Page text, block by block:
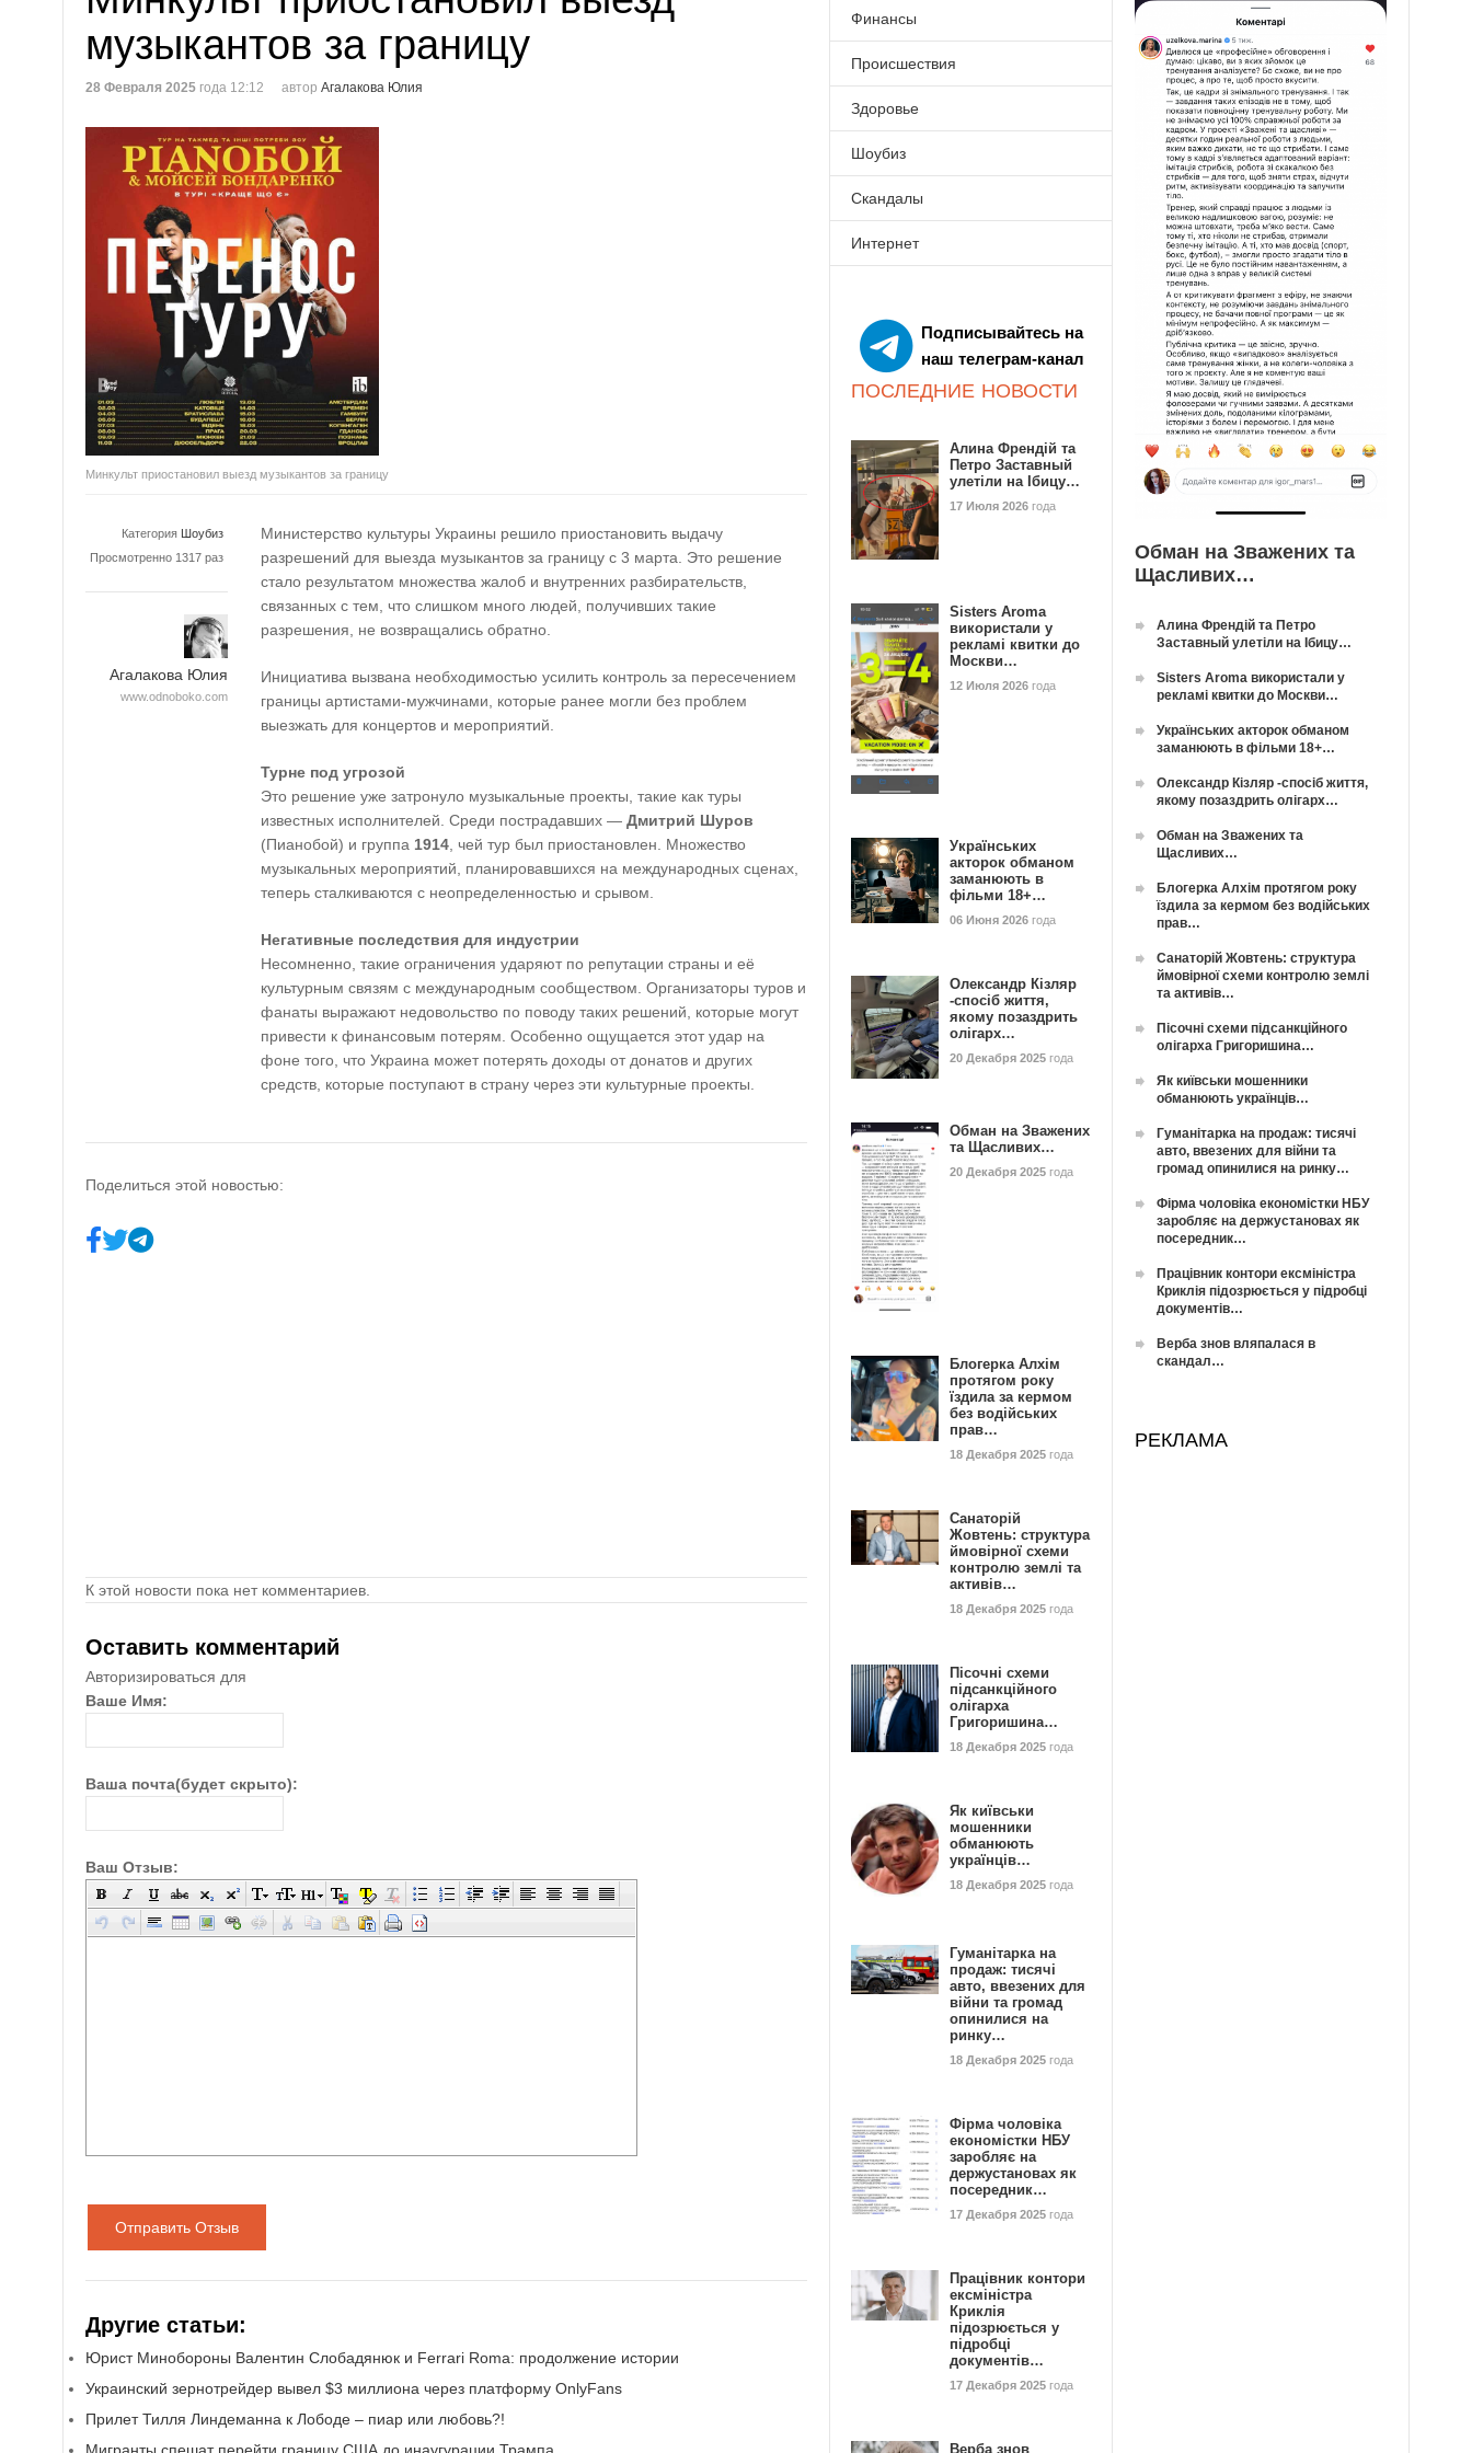
музыкантов за границу
28 Февраля 2025 года 12:12 автор Агалакова Юлия
Минкульт приостановил выезд музыкантов за границу
Категория Шоубиз
Просмотренно 1317 раз
Агалакова Юлия
www.odnoboko.com
Министерство культуры Украины решило приостановить выдачу
разрешений для выезда музыкантов за границу с 3 марта. Это решение
стало результатом множества жалоб и внутренних разбирательств,
связанных с тем, что слишком много людей, получивших такие
разрешения, не возвращались обратно.
Инициатива вызвана необходимостью усилить контроль за пересечением
границы артистами-мужчинами, которые ранее могли без проблем
выезжать для концертов и мероприятий.
Турне под угрозой
Это решение уже затронуло музыкальные проекты, такие как туры
известных исполнителей. Среди пострадавших — Дмитрий Шуров
(Пианобой) и группа 1914 , чей тур был приостановлен. Множество
музыкальных мероприятий, планировавшихся на международных сценах,
теперь сталкиваются с неопределенностью и срывом.
Негативные последствия для индустрии
Несомненно, такие ограничения ударяют по репутации страны и её
культурным связям с международным сообществом. Организаторы туров и
фанаты выражают недовольство по поводу таких решений, которые могут
привести к финансовым потерям. Особенно ощущается этот удар на
фоне того, что Украина может потерять доходы от донатов и других
средств, которые поступают в страну через эти культурные проекты.
Поделиться этой новостью:
К этой новости пока нет комментариев.
Оставить комментарий
Авторизироваться для
Ваше Имя:
Ваша почта(будет скрыто):
Ваш Отзыв:
Отправить Отзыв
Другие статьи:
Юрист Минобороны Валентин Слобадянюк и Ferrari Roma: продолжение истории
Украинский зернотрейдер вывел $3 миллиона через платформу OnlyFans
Прилет Тилля Линдеманна к Лободе – пиар или любовь?!
Финансы
Происшествия
Здоровье
Шоубиз
Скандалы
Интернет
Подписывайтесь на
наш телеграм-канал
ПОСЛЕДНИЕ НОВОСТИ
Алина Френдій та
Петро Заставный
улетіли на Ібицу…
17 Июля 2026 года
Sisters Aroma
використали у
рекламі квитки до
Москви…
12 Июля 2026 года
Українських
акторок обманом
заманюють в
фільми 18+…
06 Июня 2026 года
Олександр Кізляр
-спосіб життя,
якому позаздрить
олігарх…
20 Декабря 2025 года
Обман на Зважених
та Щасливих…
20 Декабря 2025 года
Блогерка Алхім
протягом року
їздила за кермом
без водійських
прав…
18 Декабря 2025 года
Санаторій
Жовтень: структура
ймовірної схеми
контролю землі та
активів…
18 Декабря 2025 года
Пісочні схеми
підсанкційного
олігарха
Григоришина…
18 Декабря 2025 года
Як київськи
мошенники
обманюють
українців…
18 Декабря 2025 года
Гуманітарка на
продаж: тисячі
авто, ввезених для
війни та громад
опинилися на
ринку…
18 Декабря 2025 года
Фірма чоловіка
економістки НБУ
заробляє на
держустановах як
посередник…
17 Декабря 2025 года
Працівник контори
ексміністра
Криклія
підозрюється у
підробці
документів…
17 Декабря 2025 года
Верба знов
Обман на Зважених та
Щасливих…
Алина Френдій та Петро
Заставный улетіли на Ібицу…
Sisters Aroma використали у
рекламі квитки до Москви…
Українських акторок обманом
заманюють в фільми 18+…
Олександр Кізляр -спосіб життя,
якому позаздрить олігарх…
Обман на Зважених та
Щасливих…
Блогерка Алхім протягом року
їздила за кермом без водійських
прав…
Санаторій Жовтень: структура
ймовірної схеми контролю землі
та активів…
Пісочні схеми підсанкційного
олігарха Григоришина…
Як київськи мошенники
обманюють українців…
Гуманітарка на продаж: тисячі
авто, ввезених для війни та
громад опинилися на ринку…
Фірма чоловіка економістки НБУ
заробляє на держустановах як
посередник…
Працівник контори ексміністра
Криклія підозрюється у підробці
документів…
Верба знов вляпалася в
скандал…
РЕКЛАМА